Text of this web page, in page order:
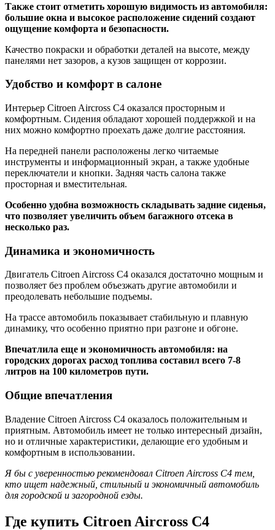
Также стоит отметить хорошую видимость из автомобиля:
большие окна и высокое расположение сидений создают
ощущение комфорта и безопасности.
Качество покраски и обработки деталей на высоте, между
панелями нет зазоров, а кузов защищен от коррозии.
Удобство и комфорт в салоне
Интерьер Citroen Aircross C4 оказался просторным и
комфортным. Сидения обладают хорошей поддержкой и на
них можно комфортно проехать даже долгие расстояния.
На передней панели расположены легко читаемые
инструменты и информационный экран, а также удобные
переключатели и кнопки. Задняя часть салона также
просторная и вместительная.
Особенно удобна возможность складывать задние сиденья,
что позволяет увеличить объем багажного отсека в
несколько раз.
Динамика и экономичность
Двигатель Citroen Aircross C4 оказался достаточно мощным и
позволяет без проблем объезжать другие автомобили и
преодолевать небольшие подъемы.
На трассе автомобиль показывает стабильную и плавную
динамику, что особенно приятно при разгоне и обгоне.
Впечатлила еще и экономичность автомобиля: на
городских дорогах расход топлива составил всего 7-8
литров на 100 километров пути.
Общие впечатления
Владение Citroen Aircross C4 оказалось положительным и
приятным. Автомобиль имеет не только интересный дизайн,
но и отличные характеристики, делающие его удобным и
комфортным в использовании.
Я бы с уверенностью рекомендовал Citroen Aircross C4 тем,
кто ищет надежный, стильный и экономичный автомобиль
для городской и загородной езды.
Где купить Citroen Aircross C4